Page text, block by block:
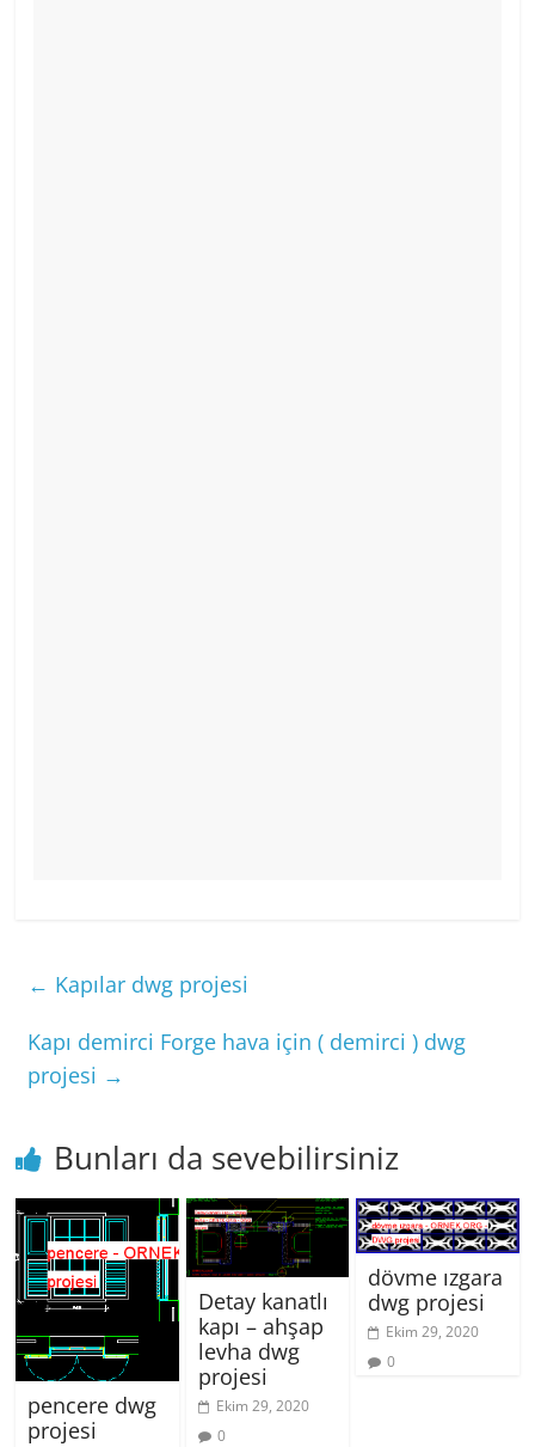
← Kapılar dwg projesi
Kapı demirci Forge hava için ( demirci ) dwg
projesi →
Bunları da sevebilirsiniz
pencere dwg
projesi
Detay kanatlı
kapı – ahşap
levha dwg
projesi
Ekim 29, 2020
0
dövme ızgara
dwg projesi
Ekim 29, 2020
0